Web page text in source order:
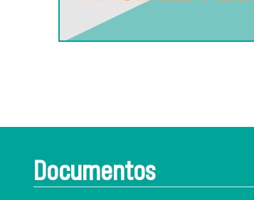
Documentos